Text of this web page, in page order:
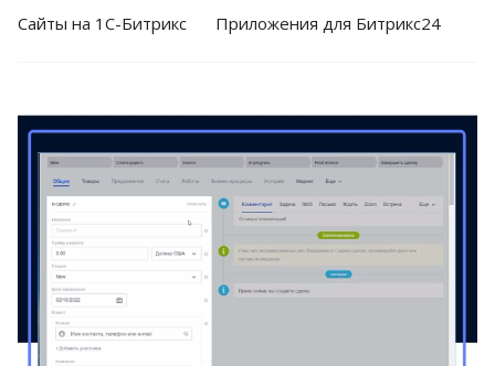
Cайты на 1С-Битрикс Приложения для Битрикс24
Смотреть проект